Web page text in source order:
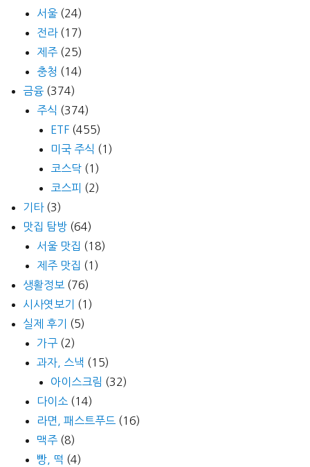
서울 (24)
전라(17)
제주 (25)
충청 (14)
금융 (374)
주식 (374)
ETF (455)
미국 주식 (1)
코스닥 (1)
코스피 (2)
기타(3)
맛집 탐방 (64)
서울 맛집 (18)
제주 맛집 (1)
생활정보 (76)
시사엿보기
(1)
실제 후기
(5)
가구 (2)
과자, 스낵 (15)
아이스크림 (32)
다이소 (14)
라면, 패스트푸드 (16)
맥주 (8)
빵, 떡 (4)